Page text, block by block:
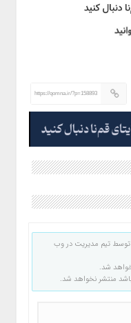
https://qomna.ir/?p=158893
توسط تیم مدیریت در وب
شد.
باشد منتشر نخواهد شد.